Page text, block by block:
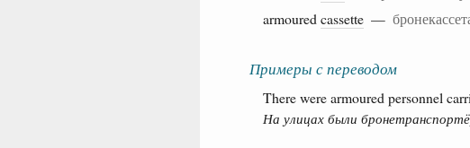
armoured cassette —
Примеры с переводом
There were armoured personnel
На улицах были